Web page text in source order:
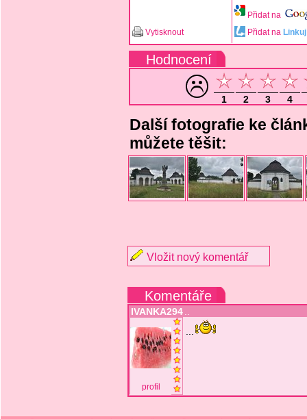
Přidat na
Vytisknout
Přidat na Linkuj
Hodnocení
1 2 3 4
Další fotografie ke
můžete těšit:
Vložit nový komentář
Komentáře
IVANKA294
profil